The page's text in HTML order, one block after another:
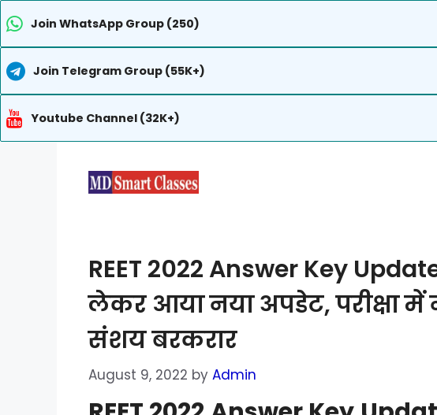
Join WhatsApp Group (250)
Join Telegram Group (55K+)
Youtube Channel (32K+)
REET 2022 Answer Key
लेकर आया नया अपडेट, परीक्षा
संशय बरकरार
August 9, 2022 by Admin